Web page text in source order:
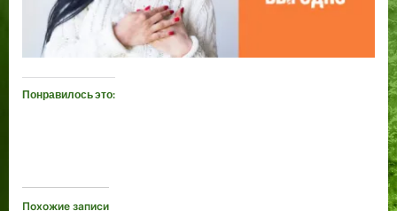
Понравилось это:
Похожие записи